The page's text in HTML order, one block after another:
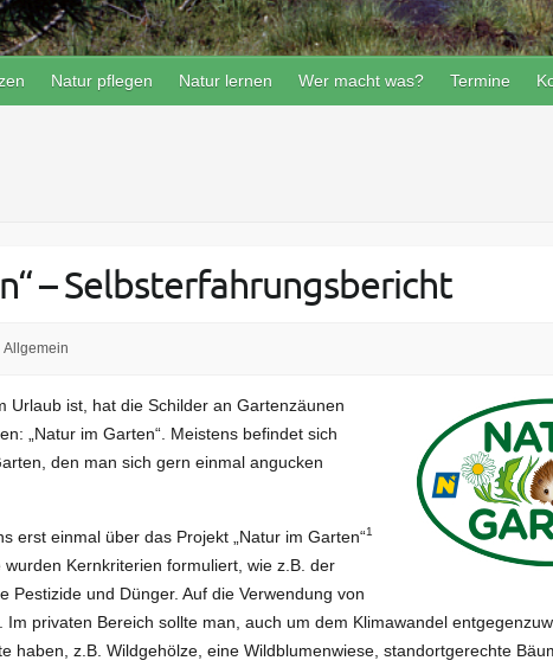
Natur pflegen Natur lernen Wer macht was? Termine
– Selbsterfahrungsbericht
Allgemein
Urlaub ist, hat die Schilder an Gartenzäunen
„Natur im Garten“. Meistens befindet sich
den man sich gern einmal angucken
erst einmal über das Projekt „Natur im Garten“1
Kernkriterien formuliert, wie z.B. der
Pestizide und Dünger. Auf die Verwendung von
privaten Bereich sollte man, auch um dem Klimawandel
haben, z.B. Wildgehölze, eine Wildblumenwiese, standortgerechte